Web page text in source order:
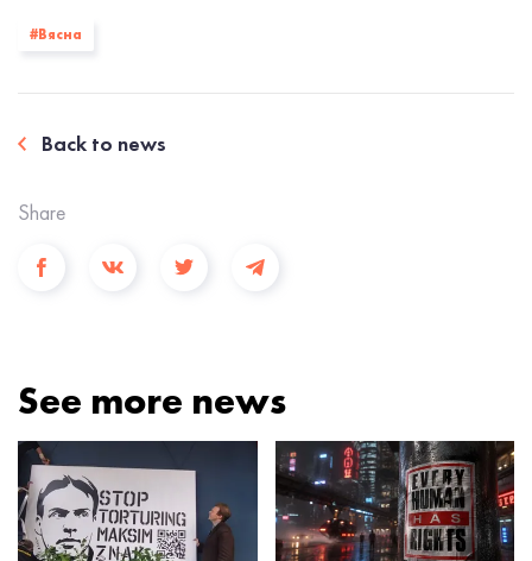
#Вясна
Back to news
Share
See more news